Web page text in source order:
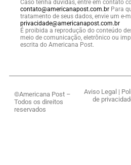
Caso tenha dúvidas, entre em contato
contato@americanapost.com.br Para
tratamento de seus dados, envie um e-
privacidade@americanapost.com.br
É proibida a reprodução do conteúdo
meio de comunicação, eletrônico ou
escrita do Americana Post.
©Americana Post –
Todos os direitos
reservados
Aviso Legal |
de